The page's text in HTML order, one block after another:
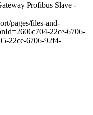
Profibus Slave -
pages/files-and-
22ce-6706-
22ce-6706-92f4-